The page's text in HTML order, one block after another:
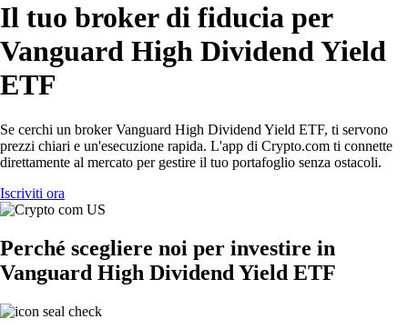
Il tuo broker di fiducia per
Vanguard High Dividend Yield
ETF
Se cerchi un broker Vanguard High Dividend Yield ETF, ti servono
prezzi chiari e un'esecuzione rapida. L'app di Crypto.com ti connette
direttamente al mercato per gestire il tuo portafoglio senza ostacoli.
Iscriviti ora
Perché scegliere noi per investire in
Vanguard High Dividend Yield ETF